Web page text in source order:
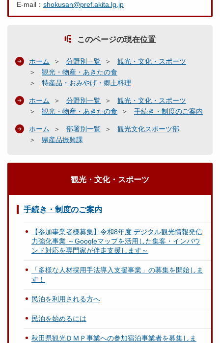
E-mail： shokusan@pref.akita.lg.jp
このページの現在位置
ホーム 分野別一覧
観光・文化・スポーツ
観光・物産・あきたの食
特産品・おみやげ・郷土料理
ホーム 分野別一覧
観光・文化・スポーツ
観光・物産・あきたの食
手続き・制度のご案内
ホーム 部署別一覧
観光文化スポーツ部
県産品振興課
観光・文化・スポーツ
手続き・制度のご案内
【参加事業者様募集】令和8年度 デジタル観光情報発信
力強化事業 ～Googleマップを活用した集客・インバウ
ンド対応を専門家が伴走支援します～
「多様な人材採用手法導入支援事業」の募集を開始しま
す！
民泊を利用される方へ
民泊を始めるには
秋田県観光ＤＭＰ事業への参加宿泊事業者を募集しま